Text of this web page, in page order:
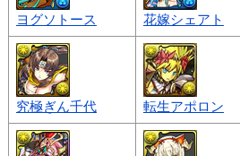
ヨグソトース 花嫁シェアト
究極ぎん千代 転生アポロン